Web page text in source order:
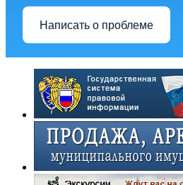
Написать о проблеме